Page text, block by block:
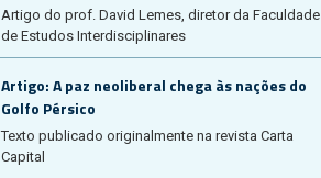
Artigo do prof. David Lemes, diretor da Faculdade
de Estudos Interdisciplinares
Artigo: A paz neoliberal chega às nações do
Golfo Pérsico
Texto publicado originalmente na revista Carta
Capital